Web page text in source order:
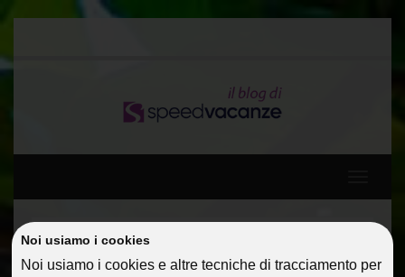
Noi usiamo i cookies
Noi usiamo i cookies e altre tecniche di tracciamento per
Home Guide Di Viaggio